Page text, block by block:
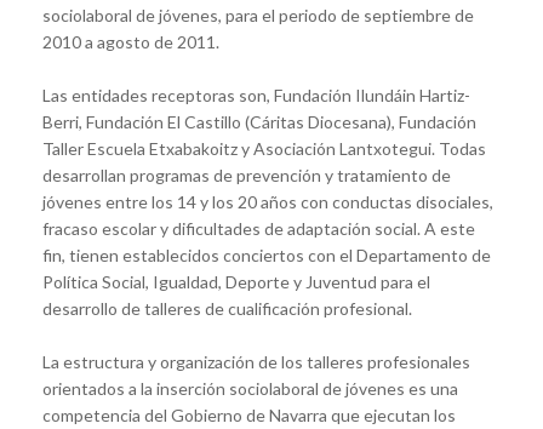
sociolaboral de jóvenes, para el periodo de septiembre de
2010 a agosto de 2011.
Las entidades receptoras son, Fundación Ilundáin Hartiz-
Berri, Fundación El Castillo (Cáritas Diocesana), Fundación
Taller Escuela Etxabakoitz y Asociación Lantxotegui. Todas
desarrollan programas de prevención y tratamiento de
jóvenes entre los 14 y los 20 años con conductas disociales,
fracaso escolar y dificultades de adaptación social. A este
fin, tienen establecidos conciertos con el Departamento de
Política Social, Igualdad, Deporte y Juventud para el
desarrollo de talleres de cualificación profesional.
La estructura y organización de los talleres profesionales
orientados a la inserción sociolaboral de jóvenes es una
competencia del Gobierno de Navarra que ejecutan los